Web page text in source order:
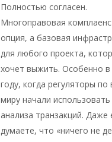
Полностью согласен.
Многоправовая
опция, а базовая
для любого проекта,
хочет выжить. Особенно в
году, когда регуляторы по
миру начали использовать
анализа транзакций. Даже
думаете, что «ничего не